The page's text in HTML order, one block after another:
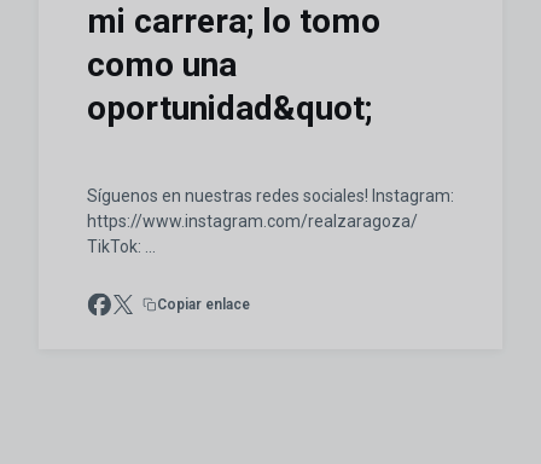
mi carrera; lo tomo
como una
oportunidad&quot;
Síguenos en nuestras redes sociales! Instagram:
https://www.instagram.com/realzaragoza/
TikTok: ...
Copiar enlace